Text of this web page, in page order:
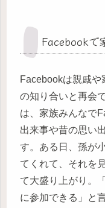
Facebookで
Facebookは親戚
の知り合いと再会
は、家族みんなで
出来事や昔の思い
す。ある日、孫が
てくれて、それを
て大盛り上がり。
に参加できる」と